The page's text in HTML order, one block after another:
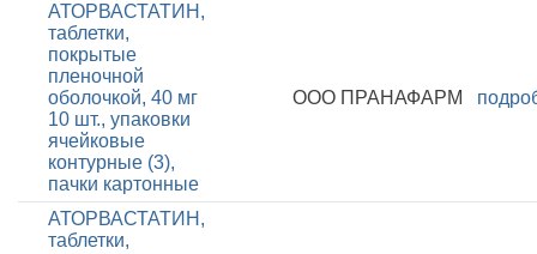
АТОРВАСТАТИН,
таблетки,
покрытые
пленочной
оболочкой, 40 мг
10 шт., упаковки
ячейковые
контурные (3),
пачки картонные
ООО ПРАНАФАРМ
АТОРВАСТАТИН,
таблетки,